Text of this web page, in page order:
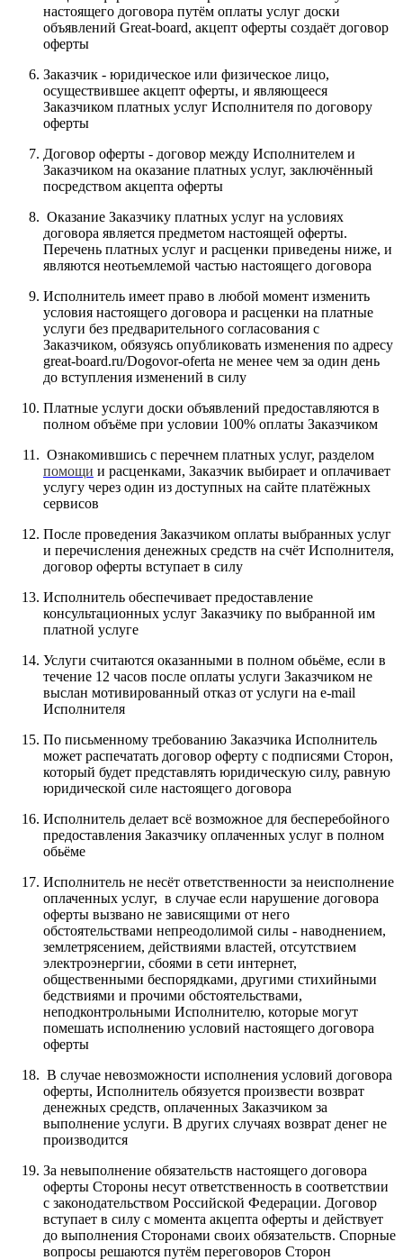
настоящего договора путём оплаты услуг доски
объявлений Great-board, акцепт оферты создаёт договор
оферты
Заказчик - юридическое или физическое лицо,
осуществившее акцепт оферты, и являющееся
Заказчиком платных услуг Исполнителя по договору
оферты
Договор оферты - договор между Исполнителем и
Заказчиком на оказание платных услуг, заключённый
посредством акцепта оферты
Оказание Заказчику платных услуг на условиях
договора является предметом настоящей оферты.
Перечень платных услуг и расценки приведены ниже, и
являются неотьемлемой частью настоящего договора
Исполнитель имеет право в любой момент изменить
условия настоящего договора и расценки на платные
услуги без предварительного согласования с
Заказчиком, обязуясь опубликовать изменения по адресу
great-board.ru/Dogovor-oferta не менее чем за один день
до вступления изменений в силу
Платные услуги доски объявлений предоставляются в
полном объёме при условии 100% оплаты Заказчиком
Ознакомившись с перечнем платных услуг, разделом
помощи и расценками, Заказчик выбирает и оплачивает
услугу через один из доступных на сайте платёжных
сервисов
После проведения Заказчиком оплаты выбранных услуг
и перечисления денежных средств на счёт Исполнителя,
договор оферты вступает в силу
Исполнитель обеспечивает предоставление
консультационных услуг Заказчику по выбранной им
платной услуге
Услуги считаются оказанными в полном обьёме, если в
течение 12 часов после оплаты услуги Заказчиком не
выслан мотивированный отказ от услуги на e-mail
Исполнителя
По письменному требованию Заказчика Исполнитель
может распечатать договор оферту с подписями Сторон,
который будет представлять юридическую силу, равную
юридической силе настоящего договора
Исполнитель делает всё возможное для бесперебойного
предоставления Заказчику оплаченных услуг в полном
обьёме
Исполнитель не несёт ответственности за неисполнение
оплаченных услуг, в случае если нарушение договора
оферты вызвано не зависящими от него
обстоятельствами непреодолимой силы - наводнением,
землетрясением, действиями властей, отсутствием
электроэнергии, сбоями в сети интернет,
общественными беспорядками, другими стихийными
бедствиями и прочими обстоятельствами,
неподконтрольными Исполнителю, которые могут
помешать исполнению условий настоящего договора
оферты
В случае невозможности исполнения условий договора
оферты, Исполнитель обязуется произвести возврат
денежных средств, оплаченных Заказчиком за
выполнение услуги. В других случаях возврат денег не
производится
За невыполнение обязательств настоящего договора
оферты Стороны несут ответственность в соответствии
с законодательством Российской Федерации. Договор
вступает в силу с момента акцепта оферты и действует
до выполнения Сторонами своих обязательств. Спорные
вопросы решаются путём переговоров Сторон